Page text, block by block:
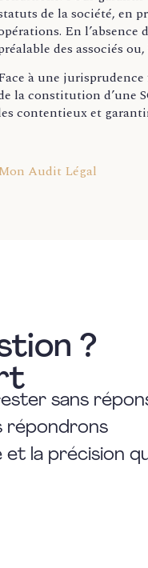
de la société, en
En
des associés
à une
la constitution d’une
contentieux et
Audit Légal
?
sans
répondrons
la précision